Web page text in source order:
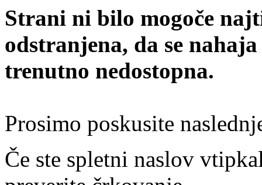
Strani ni bilo mogoče
odstranjena, da se
trenutno nedostopna.
Prosimo poskusite
Če ste spletni naslov